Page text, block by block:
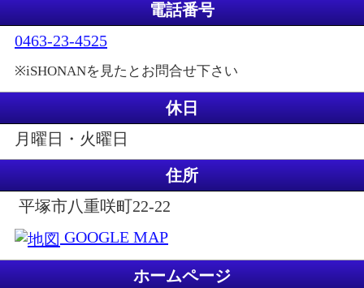
電話番号
0463-23-4525
※iSHONANを見たとお問合せ下さい
休日
月曜日・火曜日
住所
平塚市八重咲町22-22
GOOGLE MAP
ホームページ